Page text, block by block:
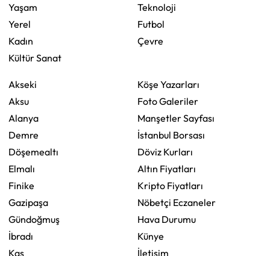
Yaşam
Yerel
Kadın
Kültür Sanat
Teknoloji
Futbol
Çevre
Akseki
Aksu
Alanya
Demre
Döşemealtı
Elmalı
Finike
Gazipaşa
Gündoğmuş
İbradı
Kaş
Köşe Yazarları
Foto Galeriler
Manşetler Sayfası
İstanbul Borsası
Döviz Kurları
Altın Fiyatları
Kripto Fiyatları
Nöbetçi Eczaneler
Hava Durumu
Künye
İletişim